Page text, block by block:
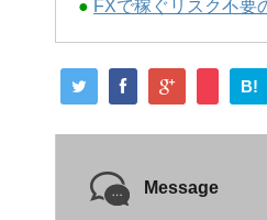
● FXで稼ぐリスク不要
B!
Message